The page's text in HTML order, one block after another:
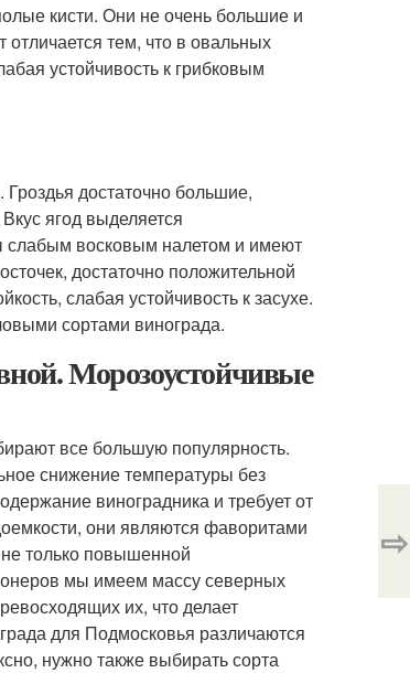
кисти. Они не очень большие и
отличается тем, что в овальных
устойчивость к грибковым
достаточно большие,
ягод выделяется
слабым восковым налетом и имеют
достаточно положительной
слабая устойчивость к засухе.
сортами винограда.
Морозоустойчивые
все большую популярность.
снижение температуры без
виноградника и требует от
они являются фаворитами
только повышенной
мы имеем массу северных
их, что делает
для Подмосковья различаются
нужно также выбирать сорта
⇨